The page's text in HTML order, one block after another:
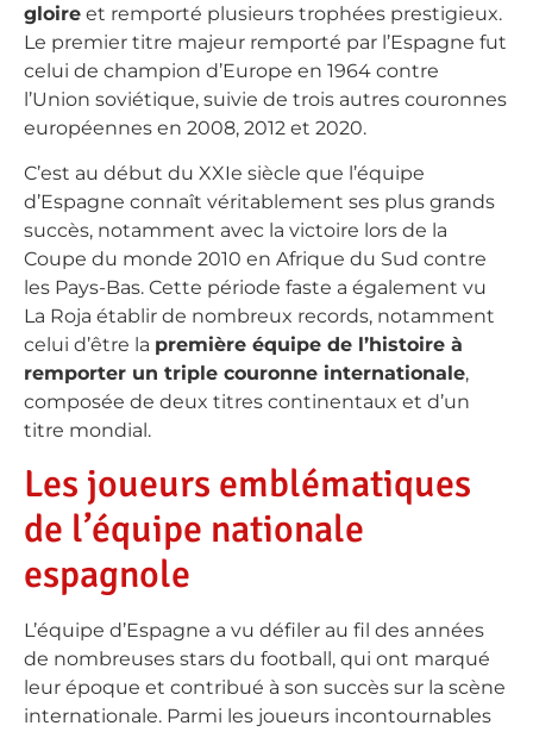
gloire et remporté plusieurs trophées prestigieux.
Le premier titre majeur remporté par l’Espagne fut
celui de champion d’Europe en 1964 contre
l’Union soviétique, suivie de trois autres couronnes
européennes en 2008, 2012 et 2020.
C’est au début du XXIe siècle que l’équipe
d’Espagne connaît véritablement ses plus grands
succès, notamment avec la victoire lors de la
Coupe du monde 2010 en Afrique du Sud contre
les Pays-Bas. Cette période faste a également vu
La Roja établir de nombreux records, notamment
celui d’être la première équipe de l’histoire à
remporter un triple couronne internationale,
composée de deux titres continentaux et d’un
titre mondial.
Les joueurs emblématiques
de l’équipe nationale
espagnole
L’équipe d’Espagne a vu défiler au fil des années
de nombreuses stars du football, qui ont marqué
leur époque et contribué à son succès sur la scène
internationale. Parmi les joueurs incontournables